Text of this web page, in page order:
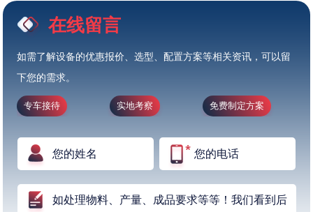
在线留言
如需了解设备的优惠报价、选型、配置方案等相关资讯，可以留
下您的需求。
专车接待 实地考察 免费制定方案